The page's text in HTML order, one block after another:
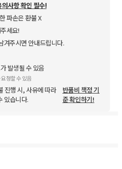
사항 확인 필수!
파손은 환불 X
세요!
겨주시면 안내드립니다.
발생될 수 있음
청할 수 있음
진행 시, 사유에 따라
있습니다.
반품비 책정 기
준 확인하기!